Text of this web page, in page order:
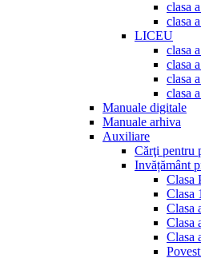
clasa
clasa
LICEU
clasa
clasa
clasa
clasa
Manuale digitale
Manuale arhiva
Auxiliare
Cărţi pentru
Invățământ
Clasa
Clasa 1
Clasa
Clasa
Clasa